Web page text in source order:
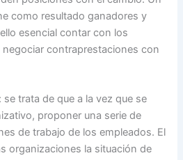
como resultado ganadores y
esencial contar con los
contraprestaciones con
trata de que a la vez que se
proponer una serie de
de trabajo de los empleados. El
organizaciones la situación de